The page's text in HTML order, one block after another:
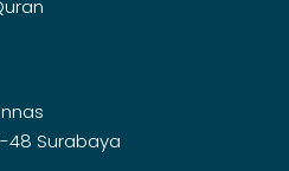
48 Surabaya